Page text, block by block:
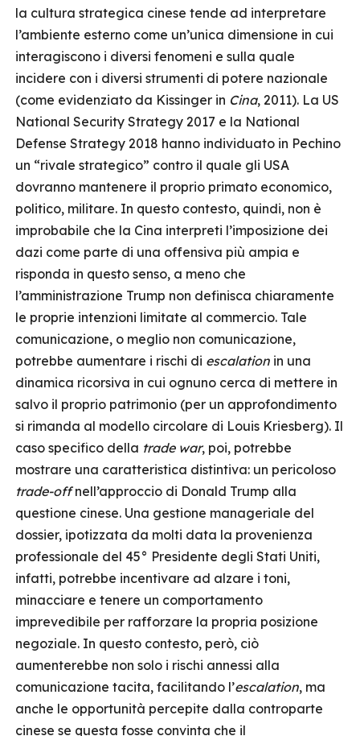
la cultura strategica cinese tende ad interpretare
l’ambiente esterno come un’unica dimensione in cui
interagiscono i diversi fenomeni e sulla quale
incidere con i diversi strumenti di potere nazionale
(come evidenziato da Kissinger in Cina, 2011). La US
National Security Strategy 2017 e la National
Defense Strategy 2018 hanno individuato in Pechino
un “rivale strategico” contro il quale gli USA
dovranno mantenere il proprio primato economico,
politico, militare. In questo contesto, quindi, non è
improbabile che la Cina interpreti l’imposizione dei
dazi come parte di una offensiva più ampia e
risponda in questo senso, a meno che
l’amministrazione Trump non definisca chiaramente
le proprie intenzioni limitate al commercio. Tale
comunicazione, o meglio non comunicazione,
potrebbe aumentare i rischi di escalation in una
dinamica ricorsiva in cui ognuno cerca di mettere in
salvo il proprio patrimonio (per un approfondimento
si rimanda al modello circolare di Louis Kriesberg). Il
caso specifico della trade war, poi, potrebbe
mostrare una caratteristica distintiva: un pericoloso
trade-offnell’approccio di Donald Trump alla
questione cinese. Una gestione manageriale del
dossier, ipotizzata da molti data la provenienza
professionale del 45° Presidente degli Stati Uniti,
infatti, potrebbe incentivare ad alzare i toni,
minacciare e tenere un comportamento
imprevedibile per rafforzare la propria posizione
negoziale. In questo contesto, però, ciò
aumenterebbe non solo i rischi annessi alla
comunicazione tacita, facilitando l’escalation, ma
anche le opportunità percepite dalla controparte
cinese se questa fosse convinta che il